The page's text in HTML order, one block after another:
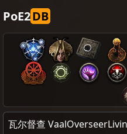
PoE2DB
瓦尔督查